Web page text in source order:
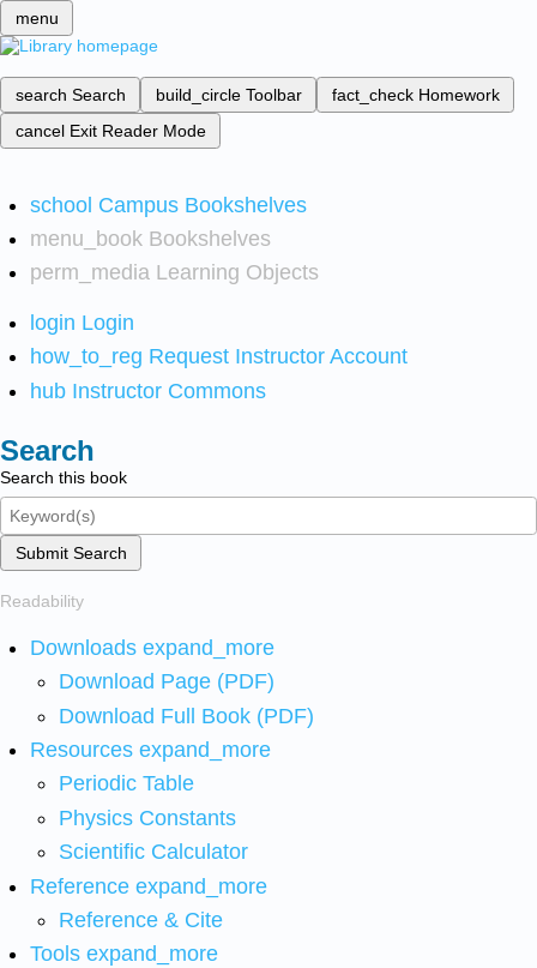
menu
search Search build_circle Toolbar fact_check Homework
cancel Exit Reader Mode
school Campus Bookshelves
menu_book Bookshelves
perm_media Learning Objects
login Login
how_to_reg Request Instructor Account
hub Instructor Commons
Search
Search this book
Submit Search
Readability
Downloads expand_more
Download Page (PDF)
Download Full Book (PDF)
Resources expand_more
Periodic Table
Physics Constants
Scientific Calculator
Reference expand_more
Reference & Cite
Tools expand_more